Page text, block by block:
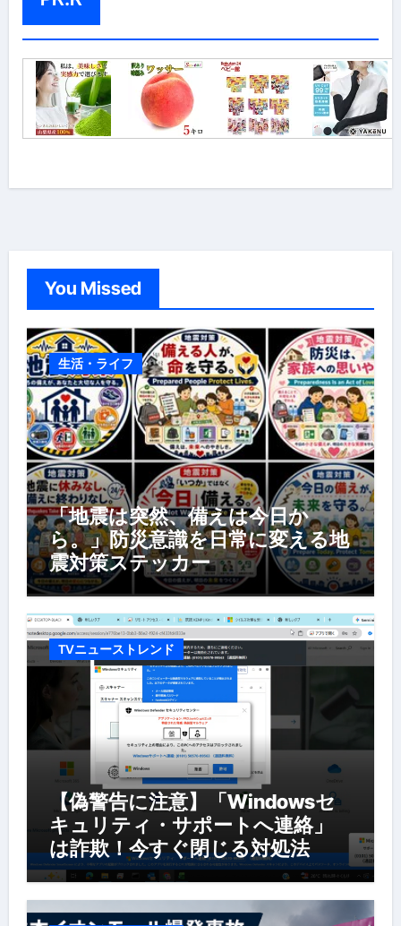
You Missed
生活・ライフ
「地震は突然、備えは今日か
ら。」防災意識を日常に変える地
震対策ステッカー
TVニューストレンド
【偽警告に注意】「Windowsセ
キュリティ・サポートへ連絡」
は詐欺！今すぐ閉じる対処法